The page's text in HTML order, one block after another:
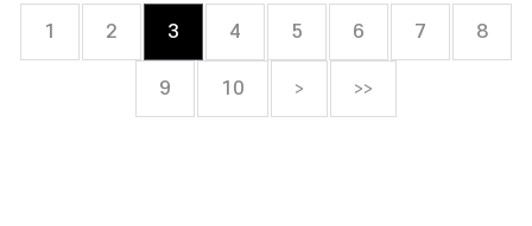
1 2 3 4 5 6 7 8
9 10 > >>